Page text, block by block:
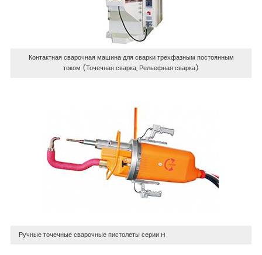
Контактная сварочная машина для сварки трехфазным постоянным
током (Точечная сварка, Рельефная сварка)
Ручные точечные сварочные пистолеты серии H